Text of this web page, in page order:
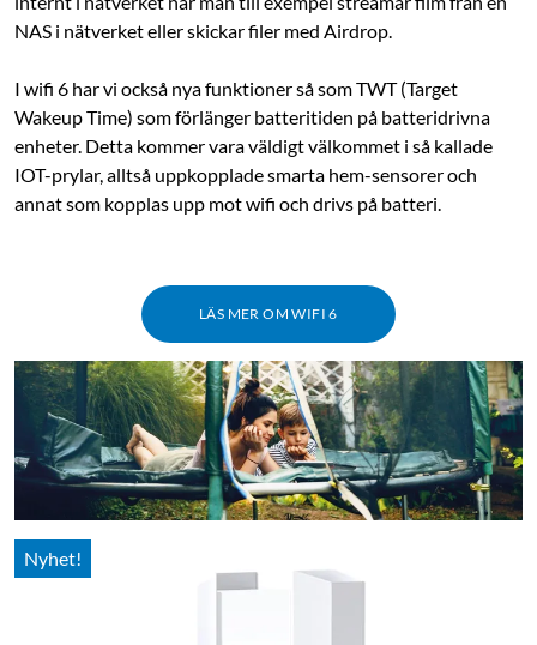
NAS i nätverket eller skickar filer med Airdrop.
I wifi 6 har vi också nya funktioner så som TWT (Target
Wakeup Time) som förlänger batteritiden på batteridrivna
enheter. Detta kommer vara väldigt välkommet i så kallade
IOT-prylar, alltså uppkopplade smarta hem-sensorer och
annat som kopplas upp mot wifi och drivs på batteri.
LÄS MER OM WIFI 6
Nyhet!